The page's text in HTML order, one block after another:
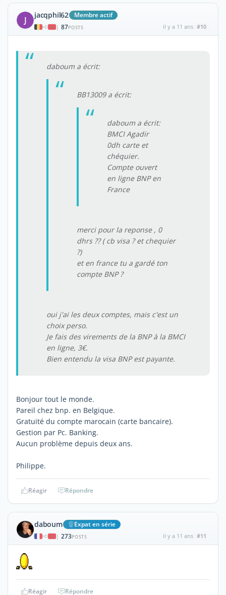
J jacqphil62 Membre actif
| 87POSTS il y a 11 ans #10
daboum a écrit:
BB13009 a écrit:
daboum a écrit:
BMCI Agadir
0dh carte et
chéquier.
Compte ouvert
en ligne BNP en
France
merci pour la reponse , 0
dhrs ?? ( cb visa ? et chequier
?)
et en france tu a gardé ton
compte BNP ?
oui j'ai les deux comptes, mais c'est un
choix perso.
Je fais des virements de la BNP à la BMCI
en ligne, 3€.
Bien entendu la visa BNP est payante.
Bonjour tout le monde.
Pareil chez bnp. en Belgique.
Gratuité du compte marocain (carte bancaire).
Gestion par Pc. Banking.
Aucun problème depuis deux ans.
Philippe.
Réagir Répondre
daboum Expat en série
| 273POSTS il y a 11 ans #11
Réagir Répondre